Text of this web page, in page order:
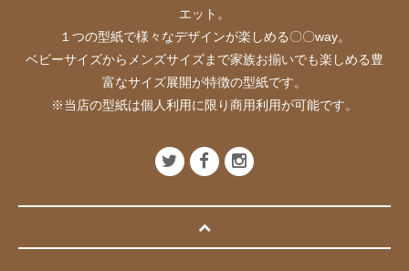
エット。
１つの型紙で様々なデザインが楽しめる〇〇way。
ベビーサイズからメンズサイズまで家族お揃いでも楽しめる豊
富なサイズ展開が特徴の型紙です。
※当店の型紙は個人利用に限り商用利用が可能です。